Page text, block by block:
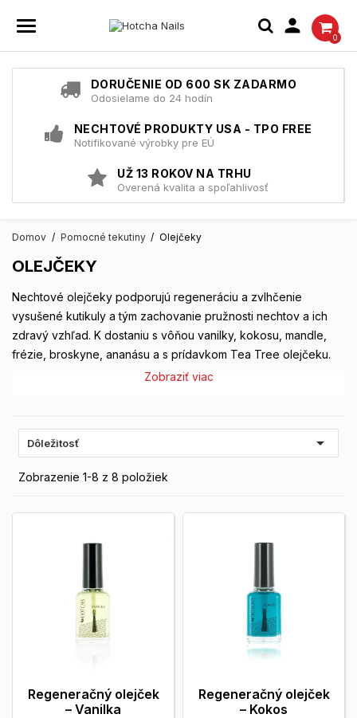

0
DORUČENIE OD 600 SK ZADARMO
Odosielame do 24 hodín
NECHTOVÉ PRODUKTY USA - TPO FREE
Notifikované výrobky pre EÚ
UŽ 13 ROKOV NA TRHU
Overená kvalita a spoľahlivosť
Domov Pomocné tekutiny Olejčeky
OLEJČEKY
Nechtové olejčeky podporujú regeneráciu a zvlhčenie
vysušené kutikuly a tým zachovanie pružnosti nechtov a ich
zdravý vzhľad. K dostaniu s vôňou vanilky, kokosu, mandle,
frézie, broskyne, ananásu a s prídavkom Tea Tree olejčeku.
Zobraziť viac
Dôležitosť 
Zobrazenie 1-8 z 8 položiek
Regeneračný olejček
– Vanilka
Regeneračný olejček
– Kokos